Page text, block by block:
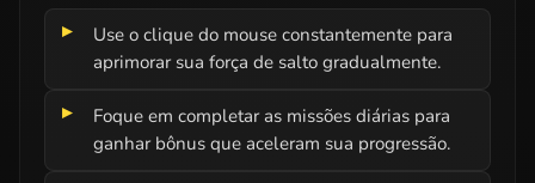
Use o clique do mouse constantemente para
aprimorar sua força de salto gradualmente.
Foque em completar as missões diárias para
ganhar bônus que aceleram sua progressão.